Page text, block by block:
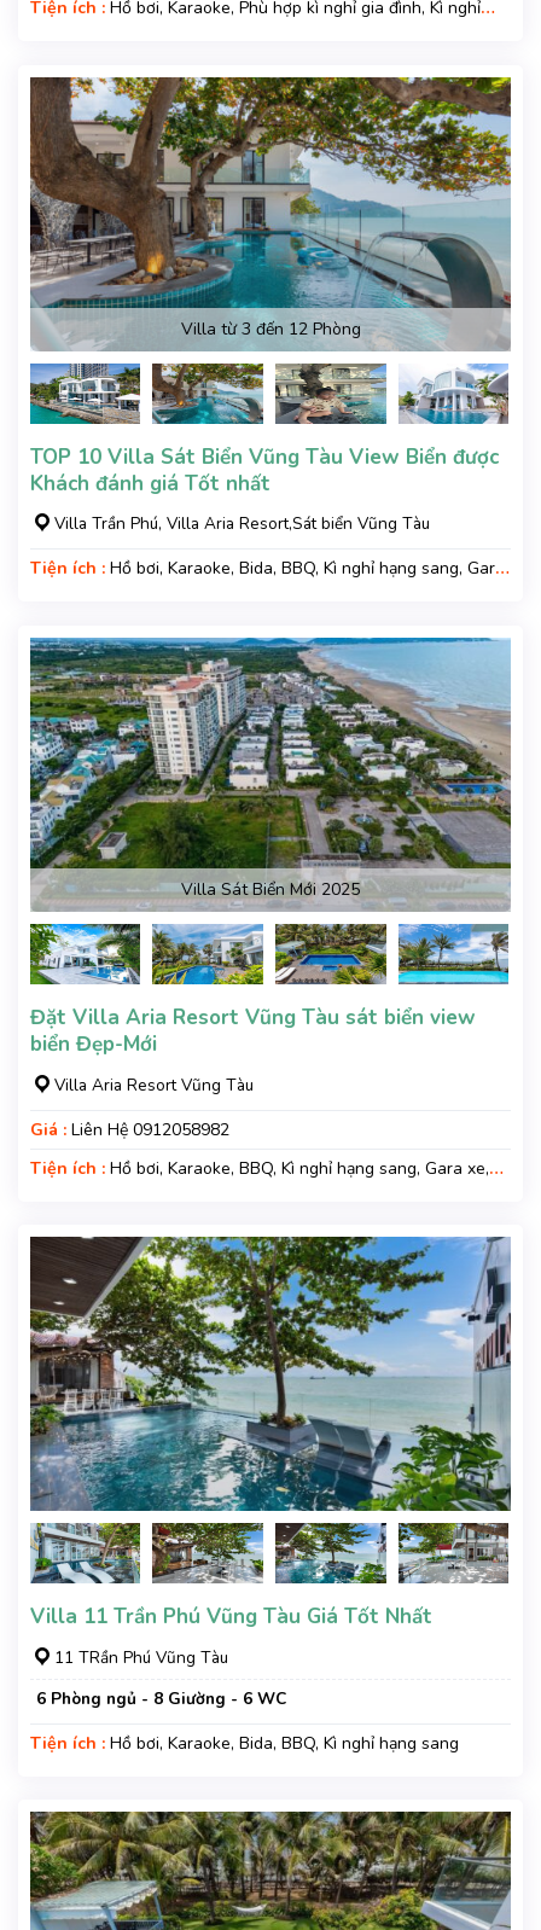
Tiện ích : Hồ bơi, Karaoke, Phù hợp kì nghỉ gia đình, Kì nghỉ
Villa từ 3 đến 12 Phòng
TOP 10 Villa Sát Biển Vũng Tàu View Biển được
Khách đánh giá Tốt nhất
Villa Trần Phú, Villa Aria Resort,Sát biển Vũng Tàu
Tiện ích : Hồ bơi, Karaoke, Bida, BBQ, Kì nghỉ hạng sang, Gara
Villa Sát Biển Mới 2025
Đặt Villa Aria Resort Vũng Tàu sát biển view
biển Đẹp-Mới
Villa Aria Resort Vũng Tàu
Giá : Liên Hệ 0912058982
Tiện ích : Hồ bơi, Karaoke, BBQ, Kì nghỉ hạng sang, Gara xe,
Villa 11 Trần Phú Vũng Tàu Giá Tốt Nhất
11 TRần Phú Vũng Tàu
6 Phòng ngủ - 8 Giường - 6 WC
Tiện ích : Hồ bơi, Karaoke, Bida, BBQ, Kì nghỉ hạng sang